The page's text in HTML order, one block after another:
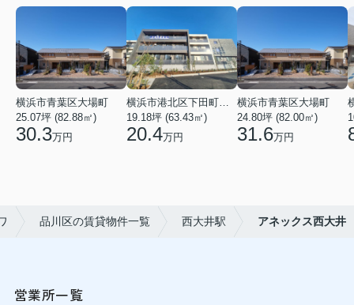
横浜市青葉区大場町
25.07坪 (82.88㎡)
30.3万円
19.18坪 (63.43㎡)
20.4万円
横浜市青葉区大場町
24.80坪 (82.00㎡)
31.6万円
品川区の賃貸物件一覧 西大井駅 アネックス西大井
営業所一覧